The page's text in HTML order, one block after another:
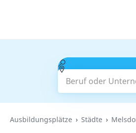
Beruf oder
Ausbildungsplätze Städte